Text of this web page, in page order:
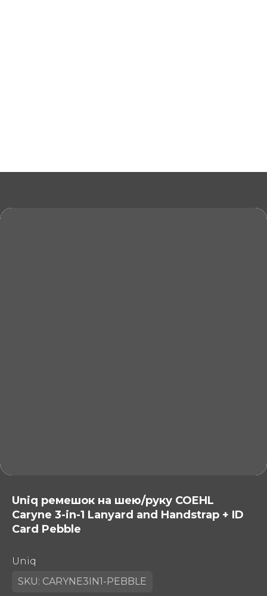
Uniq ремешок на шею/руку COEHL
Caryne 3-in-1 Lanyard and Handstrap + ID
Card Pebble
Uniq
SKU: CARYNE3IN1-PEBBLE
Контакты
ВЕРНАДСКОГО, Д. 39, ЭТ 4 ПОМ I КОМ 37, 38
ОГРН 1047796297768